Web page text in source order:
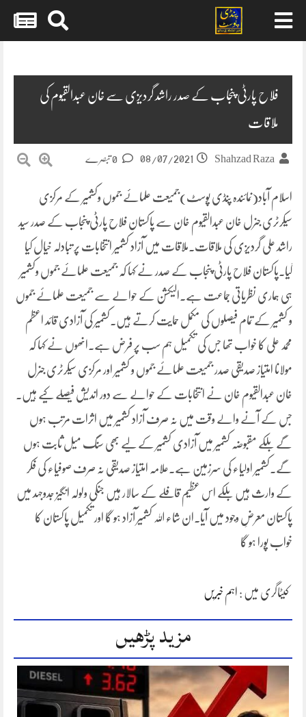
فلاح پارٹی پنجاب کے صدر راشد گردیزی سے خان عبدالقیوم کی
ملاقات
Shahzad Raza
08/07/2021
اسلام آباد(نمائندہ پنڈی پوسٹ)جمیعت علمائے جموں وکشمیر کے مرکزی
سیکرٹری جنرل خان عبدالقیوم خان سے پاکستان فلاح پارٹی پنجاب کے صدر سید
راشد علی گردیزی کی ملاقات۔ملاقات میں آزاد کشمیر انتخابات پر تبادلہ خیال کیا
گیا۔پاکستان فلاح پارٹی پنجاب کے صدر نے کہا کہ جمیعت علمائے جموں وکشمیر
ہی ہماری نظریاتی جماعت ہے۔الیکشن کے حوالے سے جمیعت علمائے جموں
و کشمیر کے تمام فیصلوں کی مکمل حمایت کرتے ہیں۔کشمیر کی آزادی قائد اعظم
محمد علی کا خواب تھا جس کی تکمیل ہم سب پر فرض ہے۔انھوں نے کہا کہ
مولانا امتیاز صدیقی صدر جمیعت علمائے جموں و کشمیر اور مرکزی سیکرٹری جنرل
خان عبدالقیوم خان نے انتخابات کے حوالے سے دور اندیش فیصلے کیے ہیں۔
جس کے آنے والے وقت میں نہ صرف آزاد کشمیر میں اثرات مرتب ہوں
گے بلکے مقبوضہ کشمیر میں آزادی کشمیر کے لیے بھی سنگ میل ثابت ہوں
گے۔کشمیر اولیاء کی سرزمین ہے۔علامہ امتیاز صدیقی نہ صرف صوفیاء کی فکر
کے وارث ہیں بلکے اس عظیم قافلے کے سالار ہیں جنکی ولولہ انگیز جدوجہد میں
پاکستان معرضِ وجود میں آیا۔ان شاء اللہ کشمیر آزاد ہو گا اور تکمیل پاکستان کا
خواب پورا ہو گا
کیٹاگری میں : اہم خبریں
مزید پڑھیں